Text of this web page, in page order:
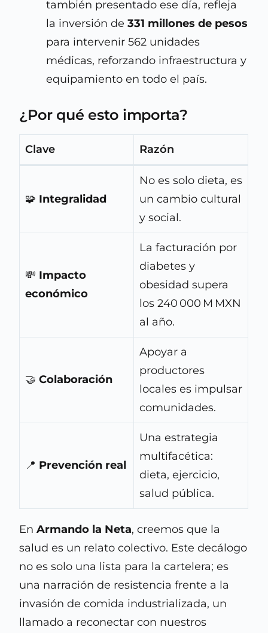
también presentado ese día, refleja
la inversión de331 millones de pesos
para intervenir 562 unidades
médicas, reforzando infraestructura y
equipamiento en todo el país.
¿Por qué esto importa?
Clave Razón
🧩 Integralidad
No es solo dieta, es
un cambio cultural
y social.
💸 Impacto
económico
La facturación por
diabetes y
obesidad supera
los 240 000 M MXN
al año.
🤝Colaboración
Apoyar a
productores
locales es impulsar
comunidades.
📍 Prevención real
Una estrategia
multifacética:
dieta, ejercicio,
salud pública.
EnArmando la Neta, creemos que la
salud es un relato colectivo. Este decálogo
no es solo una lista para la cartelera; es
una narración de resistencia frente a la
invasión de comida industrializada, un
llamado a reconectar con nuestros